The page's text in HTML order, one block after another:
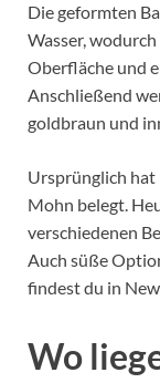
Die geformten
Wasser,
Oberfläche und
Anschließend
goldbraun und
Ursprünglich hat
Mohn belegt.
verschiedenen
Auch süße
findest du in
Wo